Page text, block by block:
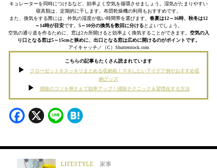
キュレーターを同時につけるなど、効率よく空気を循環させましょう。湿気がたまりやすい
寝具類は、定期的に干します。布団乾燥機の利用もおすすめです。
また、換気をする際には、外気の湿度が低い時間帯を選びます。 春夏は12～16時、秋冬は12
～14時が目安です。 5～10分の換気を数回に分ける とよいでしょう。
空気の通り道を作るために、窓は2カ所開けると効率よく換気することができます。 空気の入
り口となる窓は5～15cmと狭めに、出口となる窓は広めに開けるのがポイントです。
アイキャッチ／（C）Shutterstock.com
こちらの記事もたくさん読まれています
クローゼットをスッキリまとめる収納術！マネしたいアイデア例やおすすめ収
納グッズ
掃除のコツを押さえて効率アップ！掃除テクニック＆習慣化する方法
Facebook
X Line
LIFESTYLE 家事